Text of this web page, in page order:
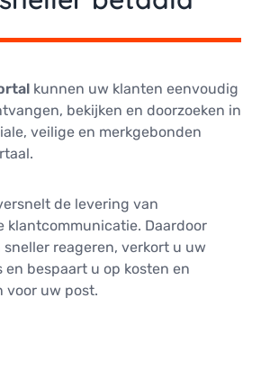
kunnen uw klanten eenvoudig
bekijken en doorzoeken in
veilige en merkgebonden
de levering van
klantcommunicatie. Daardoor
reageren, verkort u uw
bespaart u op kosten en
voor uw post.